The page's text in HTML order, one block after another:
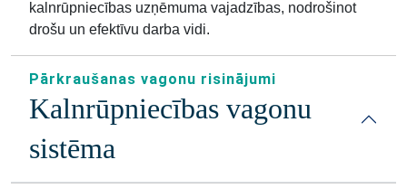
kalnrūpniecības uzņēmuma vajadzības, nodrošinot
drošu un efektīvu darba vidi.
Pārkraušanas vagonu risinājumi
Kalnrūpniecības vagonu
sistēma